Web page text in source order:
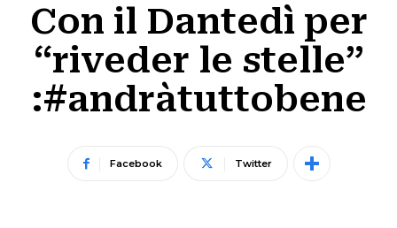
Con il Dantedì per
“riveder le stelle”
:#andràtuttobene
Facebook Twitter